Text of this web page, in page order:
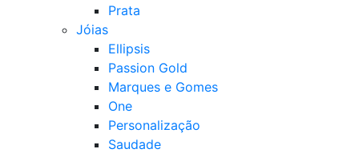
Prata
Jóias
Ellipsis
Passion Gold
Marques e Gomes
One
Personalização
Saudade